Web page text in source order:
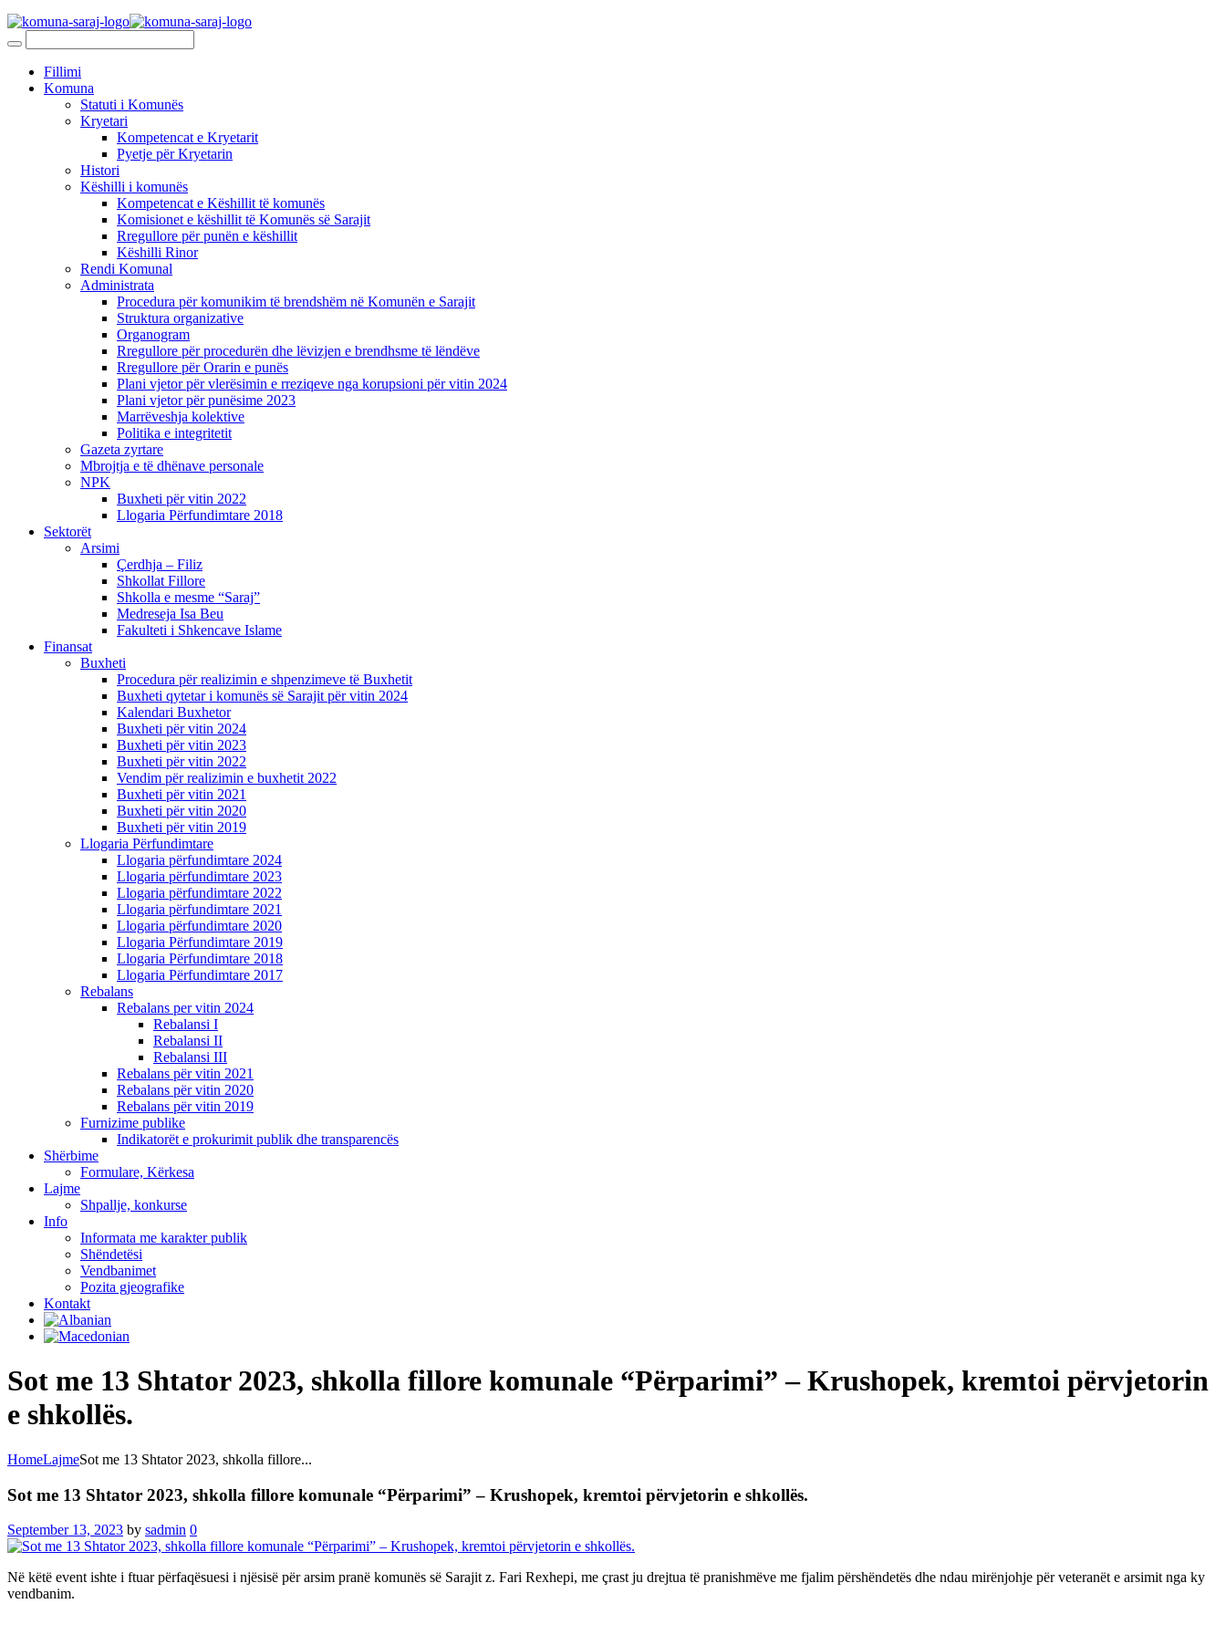
Fillimi
Komuna
Statuti i Komunës
Kryetari
Kompetencat e Kryetarit
Pyetje për Kryetarin
Histori
Këshilli i komunës
Kompetencat e Këshillit të komunës
Komisionet e këshillit të Komunës së Sarajit
Rregullore për punën e këshillit
Këshilli Rinor
Rendi Komunal
Administrata
Procedura për komunikim të brendshëm në Komunën e Sarajit
Struktura organizative
Organogram
Rregullore për procedurën dhe lëvizjen e brendhsme të lëndëve
Rregullore për Orarin e punës
Plani vjetor për vlerësimin e rreziqeve nga korupsioni për vitin 2024
Plani vjetor për punësime 2023
Marrëveshja kolektive
Politika e integritetit
Gazeta zyrtare
Mbrojtja e të dhënave personale
NPK
Buxheti për vitin 2022
Llogaria Përfundimtare 2018
Sektorët
Arsimi
Çerdhja – Filiz
Shkollat Fillore
Shkolla e mesme “Saraj”
Medreseja Isa Beu
Fakulteti i Shkencave Islame
Finansat
Buxheti
Procedura për realizimin e shpenzimeve të Buxhetit
Buxheti qytetar i komunës së Sarajit për vitin 2024
Kalendari Buxhetor
Buxheti për vitin 2024
Buxheti për vitin 2023
Buxheti për vitin 2022
Vendim për realizimin e buxhetit 2022
Buxheti për vitin 2021
Buxheti për vitin 2020
Buxheti për vitin 2019
Llogaria Përfundimtare
Llogaria përfundimtare 2024
Llogaria përfundimtare 2023
Llogaria përfundimtare 2022
Llogaria përfundimtare 2021
Llogaria përfundimtare 2020
Llogaria Përfundimtare 2019
Llogaria Përfundimtare 2018
Llogaria Përfundimtare 2017
Rebalans
Rebalans per vitin 2024
Rebalansi I
Rebalansi II
Rebalansi III
Rebalans për vitin 2021
Rebalans për vitin 2020
Rebalans për vitin 2019
Furnizime publike
Indikatorët e prokurimit publik dhe transparencës
Shërbime
Formulare, Kërkesa
Lajme
Shpallje, konkurse
Info
Informata me karakter publik
Shëndetësi
Vendbanimet
Pozita gjeografike
Kontakt
Sot me 13 Shtator 2023, shkolla fillore komunale “Përparimi” – Krushopek, kremtoi përvjetorin
e shkollës.
HomeLajmeSot me 13 Shtator 2023, shkolla fillore...
Sot me 13 Shtator 2023, shkolla fillore komunale “Përparimi” – Krushopek, kremtoi përvjetorin e shkollës.
September 13, 2023 by sadmin 0
Në këtë event ishte i ftuar përfaqësuesi i njësisë për arsim pranë komunës së Sarajit z. Fari Rexhepi, me çrast ju drejtua të pranishmëve me fjalim përshëndetës dhe ndau mirënjohje për veteranët e arsimit nga ky
vendbanim.